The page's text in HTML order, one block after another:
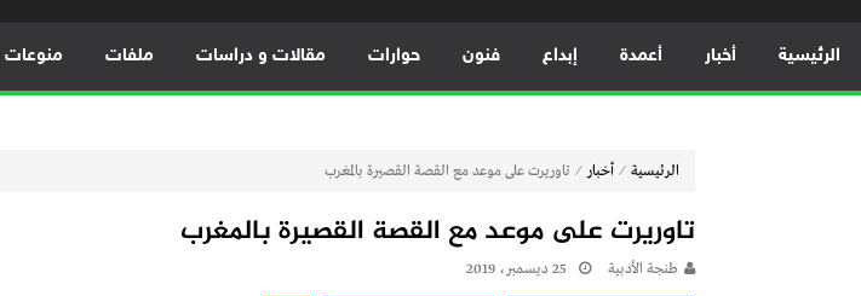
الرئيسية أخبار أعمدة إبداع فنون حوارات مقالات و دراسات ملفات منوعات
الرئيسية ⁄ أخبار ⁄ تاوريرت على موعد مع القصة القصيرة بالمغرب
تاوريرت على موعد مع القصة القصيرة بالمغرب
طنجة الأدبية 25 ديسمبر، 2019